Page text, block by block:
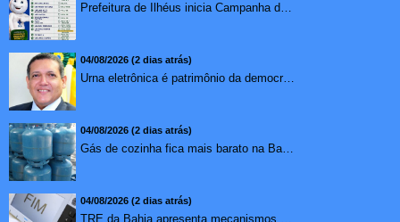
Prefeitura de Ilhéus inicia Campanha de Multivacinação 2026
04/08/2026 (2 dias atrás)
Urna eletrônica é patrimônio da democracia, diz presidente do TSE
04/08/2026 (2 dias atrás)
Gás de cozinha fica mais barato na Bahia após redução de 7,1%
04/08/2026 (2 dias atrás)
TRE da Bahia apresenta mecanismos de segurança das urnas e nova ordem de votação para eleições